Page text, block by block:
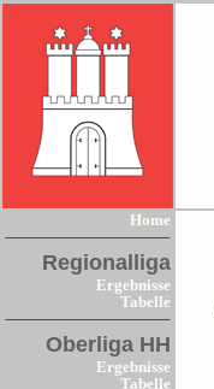
Home
Regionalliga
Ergebnisse
Tabelle
Oberliga HH
Ergebnisse
Tabelle